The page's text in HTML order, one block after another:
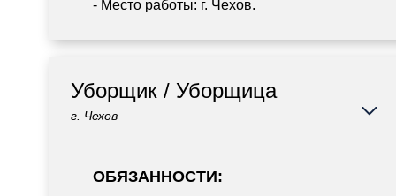
- Место работы: г. Чехов.
Уборщик / Уборщица
г. Чехов
ОБЯЗАННОСТИ: